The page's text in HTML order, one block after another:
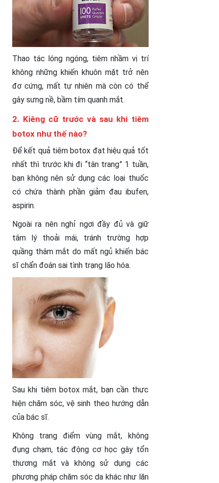
Thao tác lóng ngóng, tiêm nhầm vị trí
không những khiến khuôn mặt trở nên
đơ cứng, mất tự nhiên mà còn có thể
gây sưng nề, bầm tím quanh mắt.
2. Kiêng cữ trước và sau khi tiêm
botox như thế nào?
Để kết quả tiêm botox đạt hiệu quả tốt
nhất thì trước khi đi “tân trang” 1 tuần,
bạn không nên sử dụng các loại thuốc
có chứa thành phần giảm đau ibufen,
aspirin.
Ngoài ra nên nghỉ ngơi đầy đủ và giữ
tâm lý thoải mái, tránh trường hợp
quầng thâm mắt do mất ngủ khiến bác
sĩ chẩn đoán sai tình trạng lão hóa.
Sau khi tiêm botox mắt, bạn cần thực
hiện chăm sóc, vệ sinh theo hướng dẫn
của bác sĩ.
Không trang điểm vùng mắt, không
đụng chạm, tác động cơ học gây tổn
thương mắt và không sử dụng các
phương pháp chăm sóc da khác như lăn